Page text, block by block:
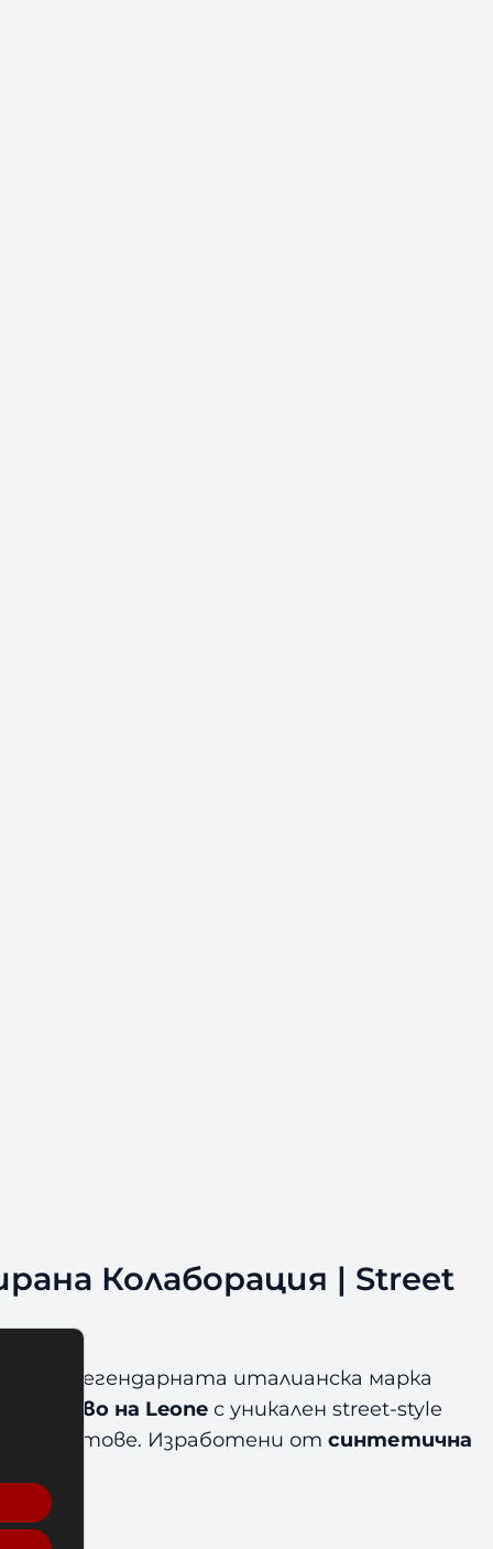
Колаборация | Street
легендарната италианска марка
на Leone с уникален street-style
спортове. Изработени отсинтетична